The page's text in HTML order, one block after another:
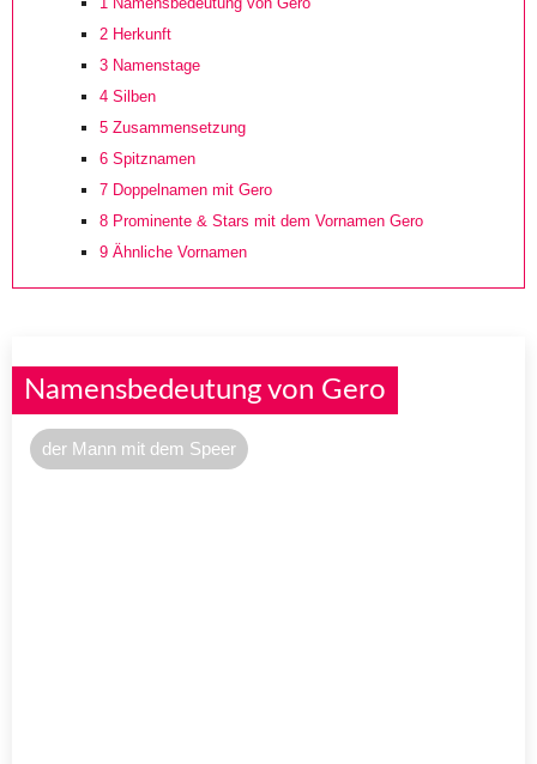
2 Herkunft
3 Namenstage
4 Silben
5 Zusammensetzung
6 Spitznamen
7 Doppelnamen mit Gero
8 Prominente & Stars mit dem Vornamen Gero
9 Ähnliche Vornamen
Namensbedeutung von Gero
der Mann mit dem Speer